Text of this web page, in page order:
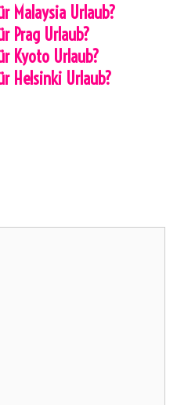
Malaysia Urlaub?
Prag Urlaub?
Kyoto Urlaub?
Helsinki Urlaub?